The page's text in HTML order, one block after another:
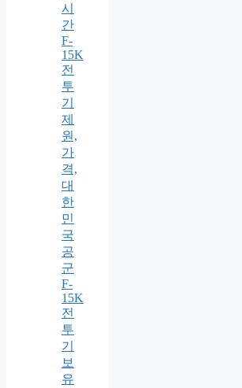
시
간
F-
15K
전
투
기
제
원,
가
격,
대
한
민
국
공
군
F-
15K
전
투
기
보
유